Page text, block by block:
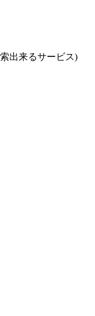
出来るサービス)